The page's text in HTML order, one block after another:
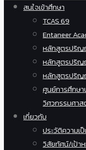
สนใจเข้าศึกษา
TCAS 69
Entaneer
หลักสูตรปริ
หลักสูตรปริญ
หลักสูตรปริญ
ศูนย์การศึกษา
วิศวกรรมศาส
เกี่ยวกับ
ประวัติความเ
วิสัยทัศน์/เป้า